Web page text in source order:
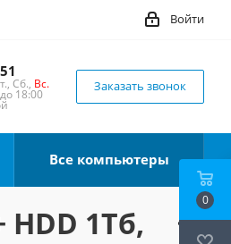
Войти
Сб., Вс.
18:00
Заказать звонок
Все компьютеры
HDD 1Тб,
0